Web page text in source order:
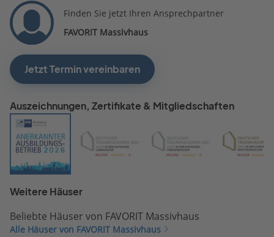
telefonische
Kontaktaufnahmen des
m.M. mit dem Portfolio
anfangen, wenn der
stimmen würde. Ich habe
wenig Haus für´s Geld
bekommt. Ich werde mein
Finden Sie jetzt Ihren Ansprechpartner
FAVORIT Massivhaus
Jetzt Termin vereinbaren
Auszeichnungen, Zertifikate & Mitgliedschaften
Weitere Häuser
Beliebte Häuser von FAVORIT Massivhaus
Alle Häuser von FAVORIT Massivhaus